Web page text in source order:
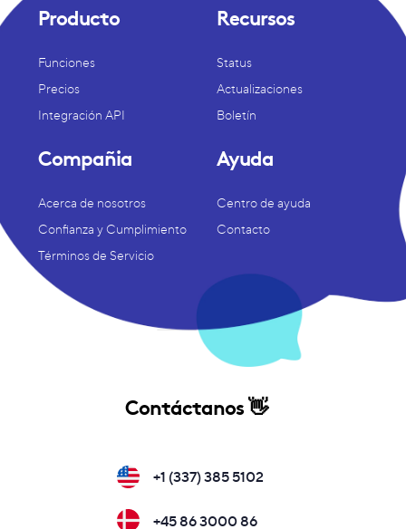
Producto
Funciones
Precios
Integración API
Recursos
Status
Actualizaciones
Boletín
Compañia
Acerca de nosotros
Confianza y Cumplimiento
Términos de Servicio
Ayuda
Centro de ayuda
Contacto
Contáctanos 👋
+1 (337) 385 5102
+45 86 3000 86